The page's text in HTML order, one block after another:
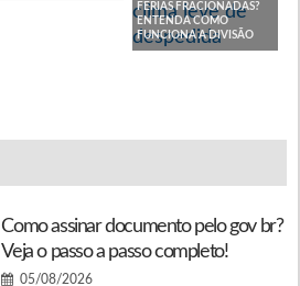
FÉRIAS FRACIONADAS?
ENTENDA COMO
FUNCIONA A DIVISÃO
Como assinar documento pelo gov br?
Veja o passo a passo completo!
05/08/2026